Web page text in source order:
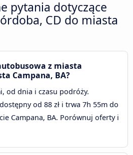
pytania dotyczące
CD do miasta
z miasta
Campana, BA?
od dnia i czasu podróży.
od 88 zł i trwa 7h 55m do
Campana, BA. Porównuj oferty i